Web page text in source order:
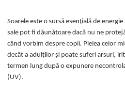
Haine & accesorii plaja
Haine plaja / inot
Ochelari de soare
Palarii protectie UV
Accesorii plaja
Soarele este o sursă esențială de
sale pot fi dăunătoare dacă nu ne
când vorbim despre copii. Pielea celor
decât a adulților și poate suferi arsuri,
termen lung după o expunere
(UV).